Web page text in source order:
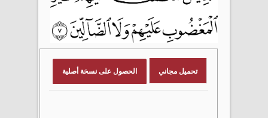
تحميل مجاني الحصول على نسخة أصلية